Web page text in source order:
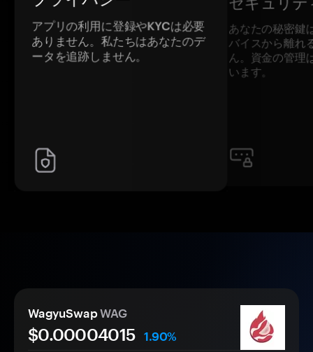
アプリの利用に登録やKYCは必要
ありません。私たちはあなたのデ
ータを追跡しません。
あなたの秘密鍵
バイスから離れ
ん。資金の管理
います。
WagyuSwapWAG
$0.00004015 1.90%